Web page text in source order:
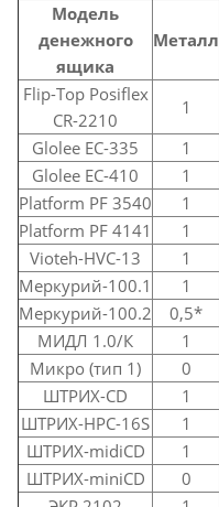
Модель
денежного
ящика
Металл
Flip-Top Posiflex
CR-2210
1
Glolee EC-335
1
Glolee EC-410
1
Platform PF 3540
1
Platform PF 4141
1
Vioteh-HVC-13
1
Меркурий-100.1
1
Меркурий-100.2
0,5*
МИДЛ 1.0/К
1
Микро (тип 1)
0
ШТРИХ-CD
1
ШТРИХ-HPC-16S
1
ШТРИХ-midiCD
1
ШТРИХ-miniCD
0